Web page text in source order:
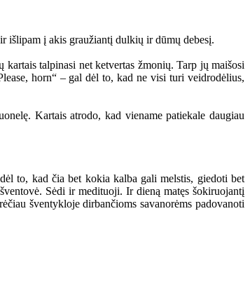
išlipam į akis graužiantį dulkių ir dūmų debesį.
talpinasi net ketvertas žmonių. Tarp jų maišosi
horn“ – gal dėl to, kad ne visi turi veidrodėlius,
Kartais atrodo, kad viename patiekale daugiau
to, kad čia bet kokia kalba gali melstis, giedoti bet
Sėdi ir medituoji. Ir dieną matęs šokiruojantį
šventykloje dirbančioms savanorėms padovanoti